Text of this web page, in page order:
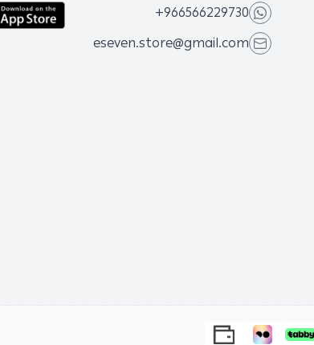
+966566229730
eseven.store@gmail.com